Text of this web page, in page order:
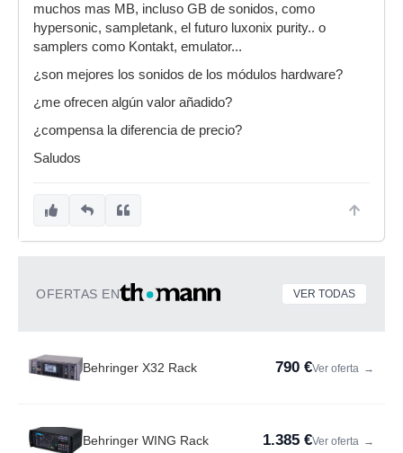
muchos mas MB, incluso GB de sonidos, como
hypersonic, sampletank, el futuro luxonix purity.. o
samplers como Kontakt, emulator...
¿son mejores los sonidos de los módulos hardware?
¿me ofrecen algún valor añadido?
¿compensa la diferencia de precio?
Saludos
OFERTAS EN VER TODAS
Behringer X32 Rack 790 €Ver oferta →
Behringer WING Rack 1.385 €Ver oferta →